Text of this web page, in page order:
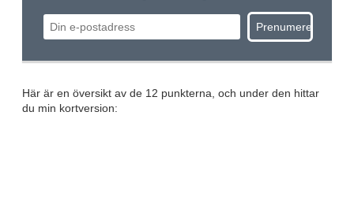
Här är en översikt av de 12 punkterna, och under den hittar
du min kortversion: